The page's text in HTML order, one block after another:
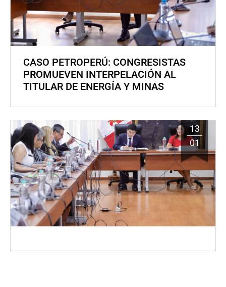
CASO PETROPERÚ: CONGRESISTAS
PROMUEVEN INTERPELACIÓN AL
TITULAR DE ENERGÍA Y MINAS
13
01